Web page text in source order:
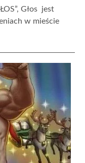
Głos jest
w mieście